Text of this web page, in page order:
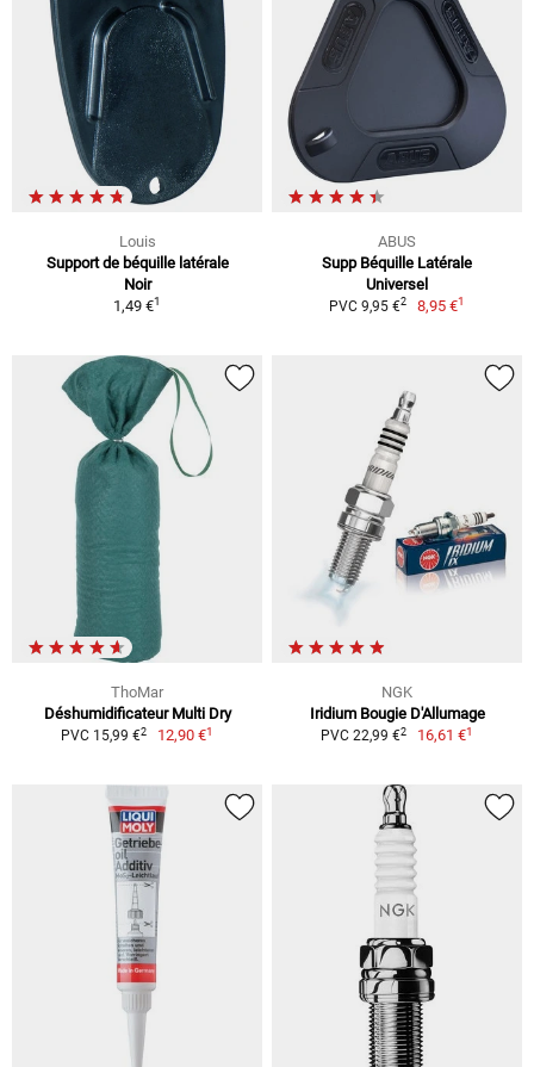
Louis
Support de béquille latérale
Noir
1,49 €1
ABUS
Supp Béquille Latérale
Universel
PVC 9,95 €2 8,95 €1
ThoMar
Déshumidificateur Multi Dry
PVC 15,99 €2 12,90 €1
NGK
Iridium Bougie D'Allumage
PVC 22,99 €2 16,61 €1